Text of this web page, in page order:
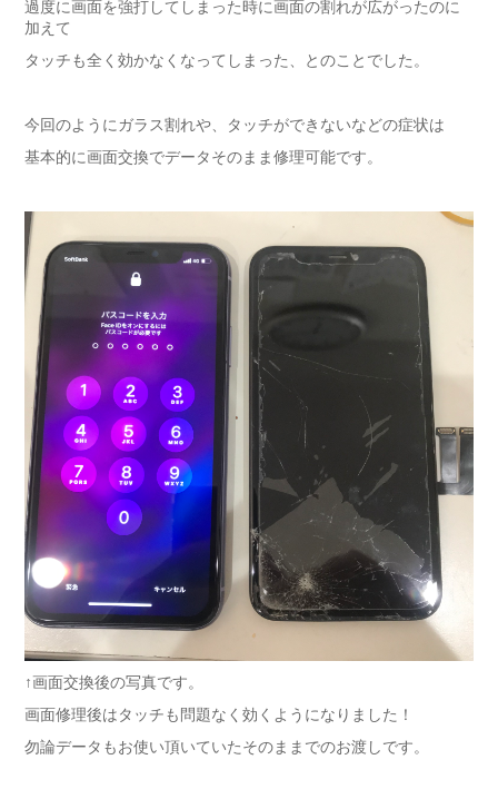
過度に画面を強打してしまった時に画面の割れが広がったのに
加えて
タッチも全く効かなくなってしまった、とのことでした。
今回のようにガラス割れや、タッチができないなどの症状は
基本的に画面交換でデータそのまま修理可能です。
↑画面交換後の写真です。
画面修理後はタッチも問題なく効くようになりました！
勿論データもお使い頂いていたそのままでのお渡しです。